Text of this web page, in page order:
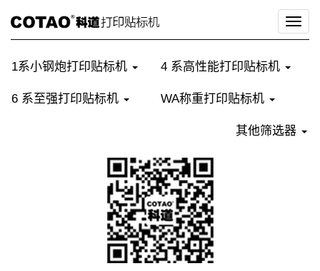
切
换
1系小钢炮打印贴标机 4 系高性能打印贴标机
6 系至强打印贴标机 WA称重打印贴标机
其他筛选器